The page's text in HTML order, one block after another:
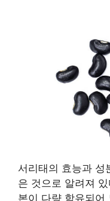
서리태의 효능과 성
은 것으로 알려져 있
본이 다량 함유되어